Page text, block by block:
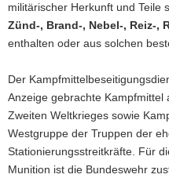
r
e
i
e
n
d
e
N
a
a
t
i
n
i
c
h
militärischer Herkunft und Teile
Zünd-, Brand-, Nebel-, Reiz-,
enthalten oder aus solchen
Der
Anzeige gebrachte
Zweiten Weltkrieges sowie
Westgruppe der Truppen der
Stationierungsstreitkräfte. Für
Munition ist die Bundeswehr